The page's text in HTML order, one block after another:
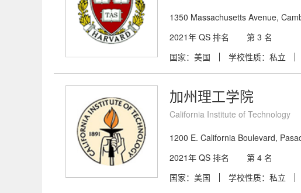
1350 Massachusetts Avenue,
2021年 QS 排名
第 3 名
国家：美国
学校性质：私立
加州理工学院
California Institute of Technology
1200 E. California Boulevard,
2021年 QS 排名
第 4 名
国家：美国
学校性质：私立